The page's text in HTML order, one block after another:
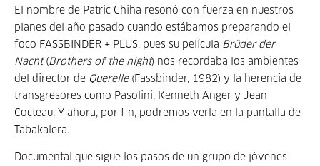
El nombre de Patric Chiha resonó con fuerza en nuestros
planes del año pasado cuando estábamos preparando el
foco FASSBINDER + PLUS, pues su película Brüder der
Nacht(Brothers of the night) nos recordaba los ambientes
del director de Querelle (Fassbinder, 1982) y la herencia de
transgresores como Pasolini, Kenneth Anger y Jean
Cocteau. Y ahora, por fin, podremos verla en la pantalla de
Tabakalera.
Documental que sigue los pasos de un grupo de jóvenes